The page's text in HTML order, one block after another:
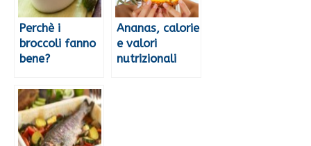
Perchè i
broccoli fanno
bene?
Ananas, calorie
e valori
nutrizionali